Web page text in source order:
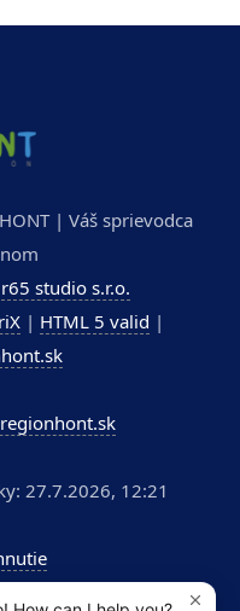
| Váš sprievodca
r65 studio s.r.o.
| HTML 5 valid |
27.7.2026, 12:21
Dudince a.s.